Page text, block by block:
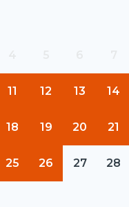
11 12 13 14
18 19 20 21
25 26 27 28